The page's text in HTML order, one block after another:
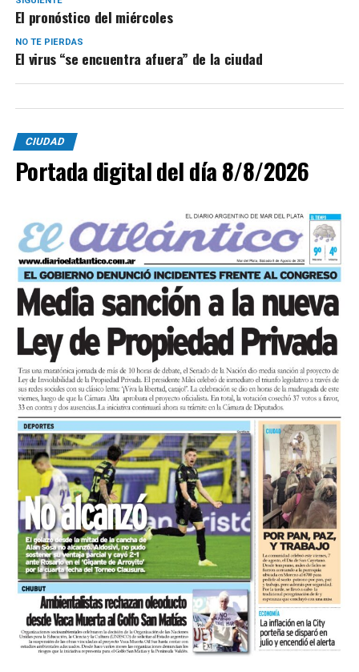
El pronóstico del miércoles
NO TE PIERDAS
El virus “se encuentra afuera” de la ciudad
CIUDAD
Portada digital del día 8/8/2026